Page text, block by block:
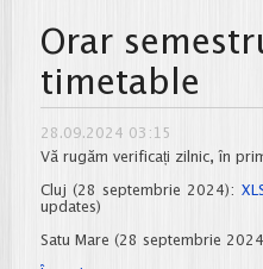
Orar
timetable
28.09.2024 03:15
Vă rugăm verificați zilnic, în
Cluj (28 septembrie 2024):
updates)
Satu Mare (28 septembrie